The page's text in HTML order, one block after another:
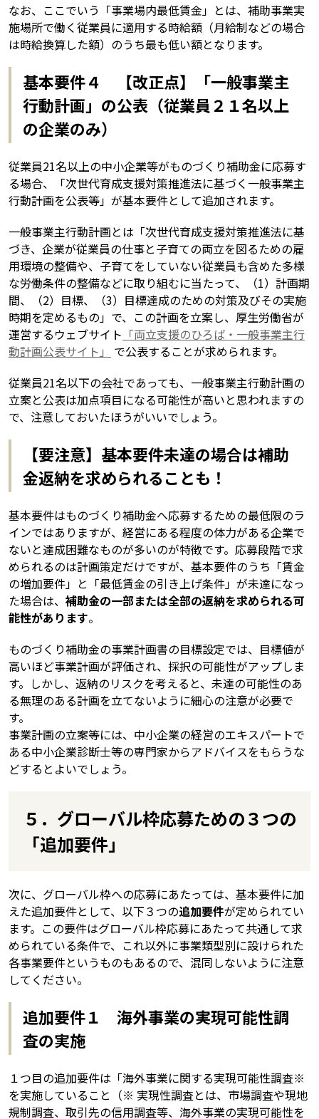
なお、ここでいう「事業場内最低賃金」とは、補助事業実
施場所で働く従業員に適用する時給額（月給制などの場合
は時給換算した額）のうち最も低い額となります。
基本要件４ 【改正点】「一般事業主
行動計画」の公表（従業員２１名以上
の企業のみ）
従業員21名以上の中小企業等がものづくり補助金に応募す
る場合、「次世代育成支援対策推進法に基づく一般事業主
行動計画を公表等」が基本要件として追加されます。
一般事業主行動計画とは「次世代育成支援対策推進法に基
づき、企業が従業員の仕事と子育ての両立を図るための雇
用環境の整備や、子育てをしていない従業員も含めた多様
な労働条件の整備などに取り組むに当たって、（1）計画期
間、（2）目標、（3）目標達成のための対策及びその実施
時期を定めるもの」で、この計画を立案し、厚生労働省が
運営するウェブサイト 「両立支援のひろば・一般事業主行
動計画公表サイト」
で公表することが求められます。
従業員21名以下の会社であっても、一般事業主行動計画の
立案と公表は加点項目になる可能性が高いと思われますの
で、注意しておいたほうがいいでしょう。
【要注意】基本要件未達の場合は補助
金返納を求められることも！
基本要件はものづくり補助金へ応募するための最低限のラ
インではありますが、経営にある程度の体力がある企業で
ないと達成困難なものが多いのが特徴です。応募段階で求
められるのは計画策定だけですが、基本要件のうち「賃金
の増加要件」と「最低賃金の引き上げ条件」が未達になっ
た場合は、 補助金の一部または全部の返納を求められる可
能性があります。
ものづくり補助金の事業計画書の目標設定では、目標値が
高いほど事業計画が評価され、採択の可能性がアップしま
す。しかし、返納のリスクを考えると、未達の可能性のあ
る無理のある計画を立てないように細心の注意が必要で
す。
事業計画の立案等には、中小企業の経営のエキスパートで
ある中小企業診断士等の専門家からアドバイスをもらうな
どするとよいでしょう。
５．グローバル枠応募ための３つの
「追加要件」
次に、グローバル枠への応募にあたっては、基本要件に加
えた追加要件として、以下３つの追加要件が定められてい
ます。この要件はグローバル枠応募にあたって共通して求
められている条件で、これ以外に事業類型別に設けられた
各事業要件というものもあるので、混同しないように注意
してください。
追加要件１ 海外事業の実現可能性調
査の実施
１つ目の追加要件は「海外事業に関する実現可能性調査※
を実施していること（※ 実現性調査とは、市場調査や現地
規制調査、取引先の信用調査等、海外事業の実現可能性を